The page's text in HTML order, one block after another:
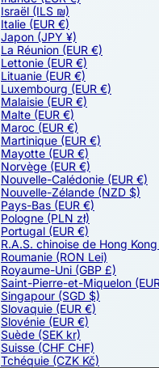
Israël (ILS ₪)
Italie (EUR €)
Japon (JPY ¥)
La Réunion (EUR €)
Lettonie (EUR €)
Lituanie (EUR €)
Luxembourg (EUR €)
Malaisie (EUR €)
Malte (EUR €)
Maroc (EUR €)
Martinique (EUR €)
Mayotte (EUR €)
Norvège (EUR €)
Nouvelle-Calédonie (EUR €)
Nouvelle-Zélande (NZD $)
Pays-Bas (EUR €)
Pologne (PLN zł)
Portugal (EUR €)
R.A.S. chinoise de Hong Kong
Roumanie (RON Lei)
Royaume-Uni (GBP £)
Saint-Pierre-et-Miquelon
Singapour (SGD $)
Slovaquie (EUR €)
Slovénie (EUR €)
Suède (SEK kr)
Suisse (CHF CHF)
Tchéquie (CZK Kč)